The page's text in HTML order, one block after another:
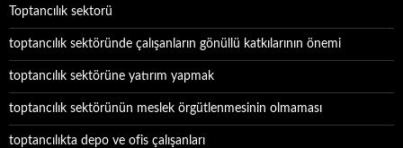
Toptancılık sektorü
toptancılık sektöründe çalışanların gönüllü katkılarının önemi
toptancılık sektörüne yatırım yapmak
toptancılık sektörünün meslek örgütlenmesinin olmaması
toptancılıkta depo ve ofis çalışanları